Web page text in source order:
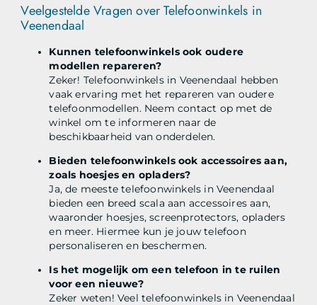
Veelgestelde Vragen over Telefoonwinkels in
Veenendaal
Kunnen telefoonwinkels ook oudere
modellen repareren?
Zeker! Telefoonwinkels in Veenendaal hebben
vaak ervaring met het repareren van oudere
telefoonmodellen. Neem contact op met de
winkel om te informeren naar de
beschikbaarheid van onderdelen.
Bieden telefoonwinkels ook accessoires aan,
zoals hoesjes en opladers?
Ja, de meeste telefoonwinkels in Veenendaal
bieden een breed scala aan accessoires aan,
waaronder hoesjes, screenprotectors, opladers
en meer. Hiermee kun je jouw telefoon
personaliseren en beschermen.
Is het mogelijk om een telefoon in te ruilen
voor een nieuwe?
Zeker weten! Veel telefoonwinkels in Veenendaal